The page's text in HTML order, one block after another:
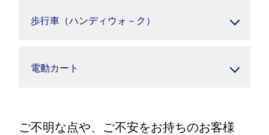
歩行車（ハンディウォ－ク）
電動カート
ご不明な点や、ご不安をお持ちのお客様